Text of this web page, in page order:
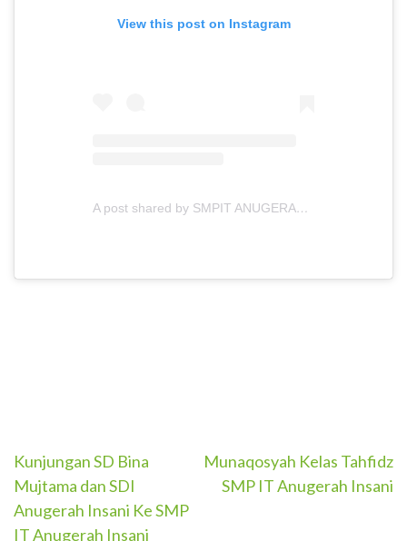
View this post on Instagram
A post shared by SMPIT ANUGERAH INSANI (@smpitanugerahinsani)
Post
navigation
Kunjungan SD Bina
Mujtama dan SDI
Anugerah Insani Ke SMP
IT Anugerah Insani
Munaqosyah Kelas Tahfidz
SMP IT Anugerah Insani